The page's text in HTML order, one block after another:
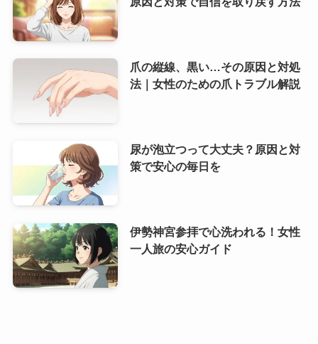
爪の縦線、黒い…その原因と対処
法｜女性のための爪トラブル解説
尿が泡立つって大丈夫？原因と対
策で安心の毎日を
伊勢神宮参拝で心洗われる！女性
一人旅の安心ガイド